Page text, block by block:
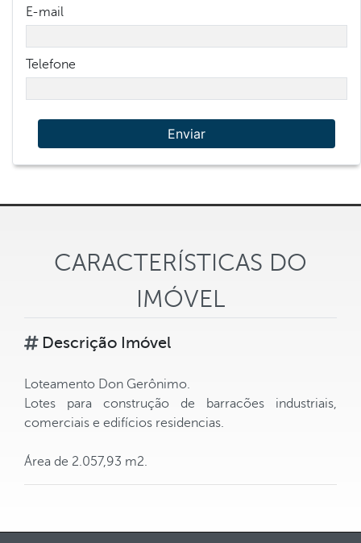
E-mail
Telefone
Enviar
CARACTERÍSTICAS DO
IMÓVEL
Descrição Imóvel
Loteamento Don Gerônimo.
Lotes para construção de barracões industriais,
comerciais e edifícios residencias.
Área de 2.057,93 m2.